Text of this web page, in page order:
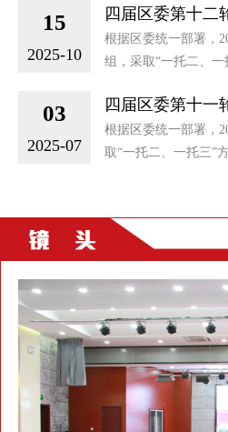
15
2025-10
四届区委第十二
根据区委统一部署，
组，采取“一托二、
03
2025-07
四届区委第十一
根据区委统一部署，
取“一托二、一托三”